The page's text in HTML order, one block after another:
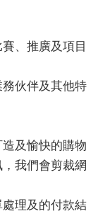
、推廣及項目
伙伴及其他特
及愉快的購物
我們會剪裁網
理及的付款結